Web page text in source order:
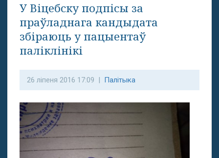
У Віцебску подпісы за
праўладнага кандыдата
збіраюць у пацыентаў
паліклінікі
26 ліпеня 2016 17:09 | Палітыка